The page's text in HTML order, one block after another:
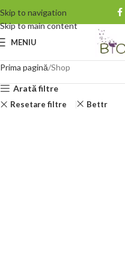
Skip to navigation
Skip to main content
MENIU
Prima pagină Shop
Arată filtre
Resetare filtre Bettr